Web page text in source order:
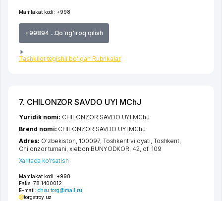
Mamlakat kodi: +998
+99894 ...Qo'ng'iroq qilish
Tashkilot tegishli bo'lgan Rubrikalar
7. CHILONZOR SAVDO UYI MChJ
Mamlakat kodi: +998
Faks: 78 1400012
E-mail: chsu.torg@mail.ru
torgstroy.uz
Yuridik nomi: CHILONZOR SAVDO UYI MChJ
Brend nomi: CHILONZOR SAVDO UYI MChJ
Adres: O'zbekiston, 100097, Toshkent viloyati, Toshkent,
Chilonzor tumani,xiеbon BUNYODKOR, 42, of. 109
Xaritada ko'rsatish